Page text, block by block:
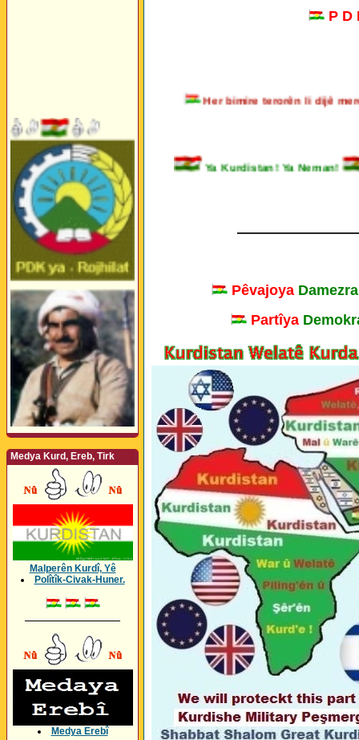
Medya Kurd, Ereb, Tirk
Malperên Kurdî, Yê
Polîtîk-Civak-Huner.
Medya Erebî
P D
Her bimire terorên li dijê
Ya Kurdistan! Ya Neman!
Pêvajoya
Partîya